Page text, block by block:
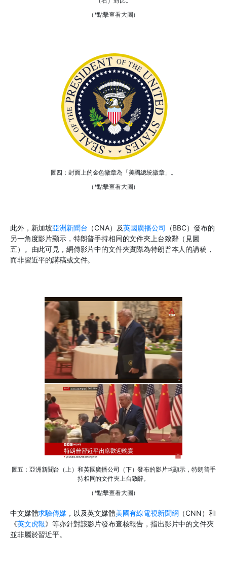
（*點擊查看大圖）
圖四：封面上的金色徽章為「美國總統徽章」。
（*點擊查看大圖）
此外，新加坡亞洲新聞台 （CNA）及英國廣播公司 （BBC）發布的
另一角度影片顯示，特朗普手持相同的文件夾上台致辭（見圖
五）。由此可見，網傳影片中的文件夾實際為特朗普本人的講稿，
而非習近平的講稿或文件。
圖五：亞洲新聞台（上）和英國廣播公司（下）發布的影片均顯示，特朗普手
持相同的文件夾上台致辭。
（*點擊查看大圖）
中文媒體求驗傳媒，以及英文媒體美國有線電視新聞網（CNN）和
《英文虎報》等亦針對該影片發布查核報告，指出影片中的文件夾
並非屬於習近平。